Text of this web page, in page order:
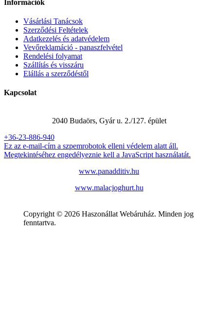
Információk
Vásárlási Tanácsok
Szerződési Feltételek
Adatkezelés és adatvédelem
Vevőreklamáció - panaszfelvétel
Rendelési folyamat
Szállítás és visszáru
Elállás a szerződéstől
Kapcsolat
2040 Budaörs, Gyár u. 2./127. épület
+36-23-886-940
Ez az e-mail-cím a szpemrobotok elleni védelem alatt áll.
Megtekintéséhez engedélyeznie kell a JavaScript használatát.
www.panadditiv.hu
www.malacjoghurt.hu
Copyright © 2026 Haszonállat Webáruház. Minden jog
fenntartva.